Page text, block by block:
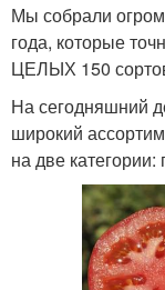
Мы собрали
года, которые
ЦЕЛЫХ 150
На сегодняшний
широкий
на две